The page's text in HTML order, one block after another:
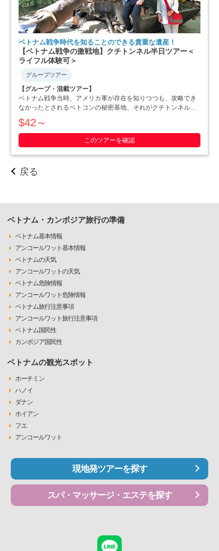
ベトナム戦争時代を知ることのできる貴重な遺産！
【ベトナム戦争の激戦地】クチトンネル半日ツアー＜
ライフル体験可＞
グループツアー
【グループ・混載ツアー】
ベトナム戦争当時、アメリカ軍が存在を知りつつも、攻略でき
なかったとされるベトコンの秘密基地、それがクチトンネルで
す。小柄な体格を活かした戦略で、アメリカ軍を撃退にまで追
いやったベトナム人の作戦の数々や彼らの暮らしぶりを追体験
できます。ホーチミン滞在最終日や、午後か・・・・・
$42～
このツアーを確認
戻る
ベトナム・カンボジア旅行の準備
ベトナム基本情報
アンコールワット基本情報
ベトナムの天気
アンコールワットの天気
ベトナム危険情報
アンコールワット危険情報
ベトナム旅行注意事項
アンコールワット旅行注意事項
ベトナム国民性
カンボジア国民性
ベトナムの観光スポット
ホーチミン
ハノイ
ダナン
ホイアン
フエ
アンコールワット
現地発ツアーを探す
スパ・マッサージ・エステを探す